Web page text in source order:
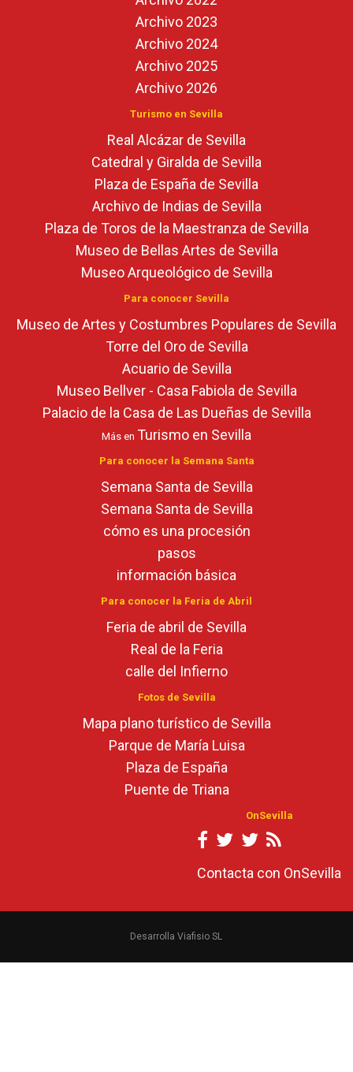
Archivo 2023
Archivo 2024
Archivo 2025
Archivo 2026
Turismo en Sevilla
Real Alcázar de Sevilla
Catedral y Giralda de Sevilla
Plaza de España de Sevilla
Archivo de Indias de Sevilla
Plaza de Toros de la Maestranza de Sevilla
Museo de Bellas Artes de Sevilla
Museo Arqueológico de Sevilla
Para conocer Sevilla
Museo de Artes y Costumbres Populares de Sevilla
Torre del Oro de Sevilla
Acuario de Sevilla
Museo Bellver - Casa Fabiola de Sevilla
Palacio de la Casa de Las Dueñas de Sevilla
Más en Turismo en Sevilla
Para conocer la Semana Santa
Semana Santa de Sevilla
Semana Santa de Sevilla
cómo es una procesión
pasos
información básica
Para conocer la Feria de Abril
Feria de abril de Sevilla
Real de la Feria
calle del Infierno
Fotos de Sevilla
Mapa plano turístico de Sevilla
Parque de María Luisa
Plaza de España
Puente de Triana
OnSevilla
Contacta con OnSevilla
Desarrolla Viafisio SL